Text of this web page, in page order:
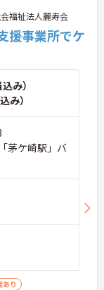
福祉法人麗寿会
援事業所でケ
み）
み）
茅ケ崎駅」バ
あり